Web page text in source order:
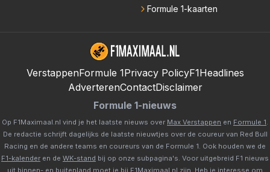
Formule 1-kaarten
VerstappenFormule 1Privacy PolicyF1Headlines
AdverterenContactDisclaimer
Formule 1-nieuws
Op F1Maximaal.nl vind je het laatste nieuws over Max Verstappen en Formule 1.
De redactie schrijft dagelijks de laatste nieuwtjes over de coureur van Red Bull
Racing en de andere teams en coureurs van de Formule 1. Ook houden we de
F1-kalender en de WK-stand bij op onze subpagina's. Voor uitgebreid F1 nieuws